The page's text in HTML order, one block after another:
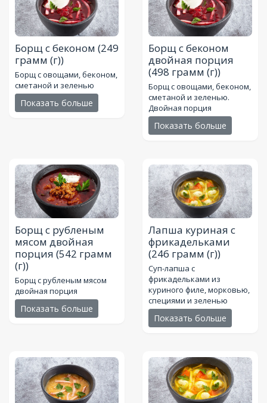
Борщ с беконом (249
грамм (г))
Борщ с овощами, беконом,
сметаной и зеленью
Показать больше
Борщ с беконом
двойная порция
(498 грамм (г))
Борщ с овощами, беконом,
сметаной и зеленью.
Двойная порция
Показать больше
Борщ с рубленым
мясом двойная
порция (542 грамм
(г))
Борщ с рубленым мясом
двойная порция
Показать больше
Лапша куриная с
фрикадельками
(246 грамм (г))
Суп-лапша с
фрикадельками из
куриного филе, морковью,
специями и зеленью
Показать больше